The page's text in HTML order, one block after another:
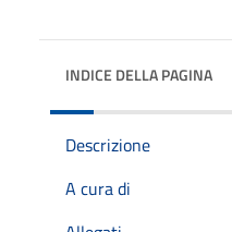
INDICE DELLA PAGINA
Descrizione
A cura di